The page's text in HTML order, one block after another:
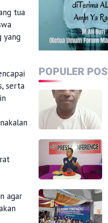
tua
yang
serta
agar
POPULER POS